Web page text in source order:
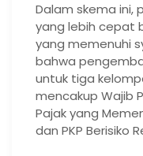
Dalam skema ini,
yang lebih cepat
yang memenuhi
bahwa
untuk tiga
mencakup Wajib
Pajak yang
dan PKP Berisiko